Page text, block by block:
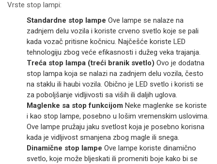
Vrste stop lampi:
Standardne stop lampe Ove lampe se nalaze na
zadnjem delu vozila i koriste crveno svetlo koje se pali
kada vozač pritisne kočnicu. Najčešće koriste LED
tehnologiju zbog veće efikasnosti i dužeg veka trajanja.
Treća stop lampa (treći branik svetlo) Ovo je dodatna
stop lampa koja se nalazi na zadnjem delu vozila, često
na staklu ili haubi vozila. Obično je LED svetlo i koristi se
za poboljšanje vidljivosti sa viših ili daljih uglova.
Maglenke sa stop funkcijom Neke maglenke se koriste
i kao stop lampe, posebno u lošim vremenskim uslovima.
Ove lampe pružaju jaku svetlost koja je posebno korisna
kada je vidljivost smanjena zbog magle ili snega.
Dinamične stop lampe Ove lampe koriste dinamično
svetlo, koje može bljeskati ili promeniti boje kako bi se